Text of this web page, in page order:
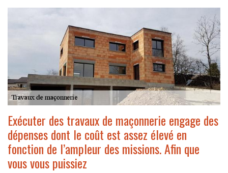
Exécuter des travaux de maçonnerie engage des
dépenses dont le coût est assez élevé en
fonction de l’ampleur des missions. Afin que
vous vous puissiez